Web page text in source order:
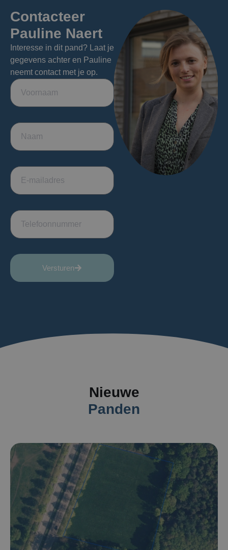
Contacteer
Pauline Naert
Interesse in dit pand? Laat je
gegevens achter en Pauline
neemt contact met je op.
Versturen
Nieuwe
Panden